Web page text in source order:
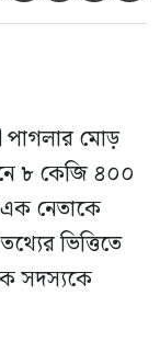
পাগলার মোড়
৮ কেজি ৪০০
নেতাকে
ভিত্তিতে
সদস্যকে